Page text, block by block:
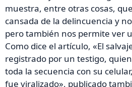
muestra, entre otras cosas,
cansada de la delincuencia y
pero también nos permite ver
Como dice el artículo, «El
registrado por un testigo,
toda la secuencia con su
fue viralizado», publicado